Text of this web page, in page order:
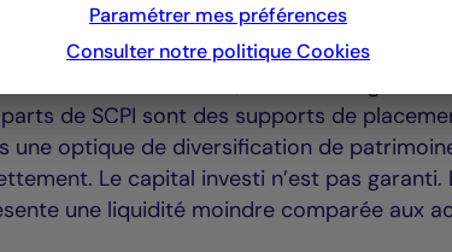
:
des distributions, absence de garantie
de SCPI sont des supports de
optique de diversification de
Le capital investi n’est pas garanti.
une liquidité moindre comparée aux
Paramétrer mes préférences
Consulter notre politiqueCookies